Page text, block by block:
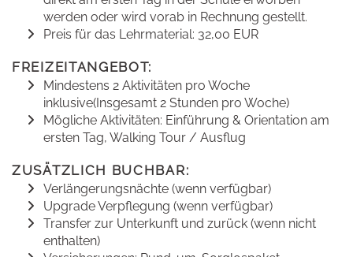
werden oder wird vorab in Rechnung gestellt.
Preis für das Lehrmaterial: 32,00 EUR
FREIZEITANGEBOT:
Mindestens 2 Aktivitäten pro Woche
inklusive(Insgesamt 2 Stunden pro Woche)
Mögliche Aktivitäten: Einführung & Orientation am
ersten Tag, Walking Tour / Ausflug
ZUSÄTZLICH BUCHBAR:
Verlängerungsnächte (wenn verfügbar)
Upgrade Verpflegung (wenn verfügbar)
Transfer zur Unterkunft und zurück (wenn nicht
enthalten)